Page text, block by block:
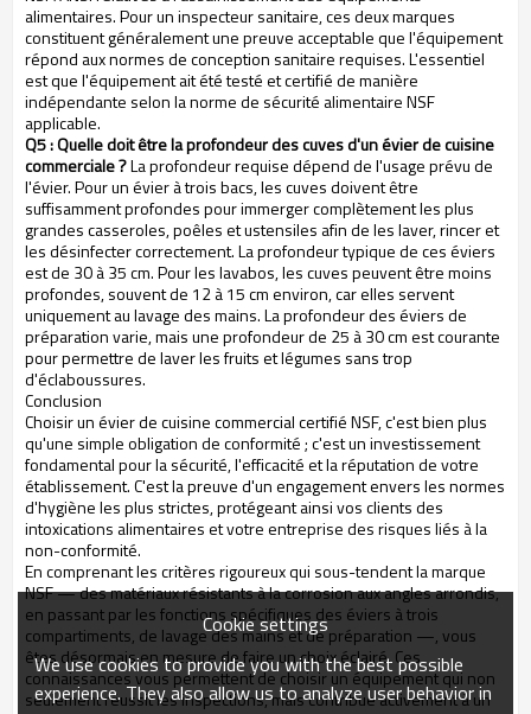
alimentaires. Pour un inspecteur sanitaire, ces deux marques
constituent généralement une preuve acceptable que l'équipement
répond aux normes de conception sanitaire requises. L'essentiel
est que l'équipement ait été testé et certifié de manière
indépendante selon la norme de sécurité alimentaire NSF
applicable.
Q5 : Quelle doit être la profondeur des cuves d'un évier de cuisine
commerciale ?La profondeur requise dépend de l'usage prévu de
l'évier. Pour un évier à trois bacs, les cuves doivent être
suffisamment profondes pour immerger complètement les plus
grandes casseroles, poêles et ustensiles afin de les laver, rincer et
les désinfecter correctement. La profondeur typique de ces éviers
est de 30 à 35 cm. Pour les lavabos, les cuves peuvent être moins
profondes, souvent de 12 à 15 cm environ, car elles servent
uniquement au lavage des mains. La profondeur des éviers de
préparation varie, mais une profondeur de 25 à 30 cm est courante
pour permettre de laver les fruits et légumes sans trop
d'éclaboussures.
Conclusion
Choisir un évier de cuisine commercial certifié NSF, c'est bien plus
qu'une simple obligation de conformité ; c'est un investissement
fondamental pour la sécurité, l'efficacité et la réputation de votre
établissement. C'est la preuve d'un engagement envers les normes
d'hygiène les plus strictes, protégeant ainsi vos clients des
intoxications alimentaires et votre entreprise des risques liés à la
non-conformité.
En comprenant les critères rigoureux qui sous-tendent la marque
NSF — des matériaux résistants à la corrosion aux angles arrondis,
en passant par les fonctions spécifiques des éviers à trois
compartiments, de lavage des mains et de préparation —, vous
êtes désormais en mesure de faire un choix éclairé. Ces
connaissances vous permettent de choisir un équipement qui non
seulement réussit les inspections, mais contribue activement à un
Cookie settings
We use cookies to provide you with the best possible
experience. They also allow us to analyze user behavior in